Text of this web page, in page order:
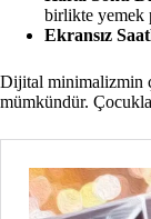
birlikte yemek
Ekransız
Dijital minimalizmin
mümkündür.